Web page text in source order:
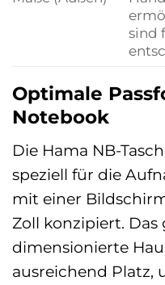
sind
Optimale
Notebook
Die Hama NB-
speziell für die
mit einer
Zoll konzipiert.
dimensionierte
ausreichend Platz,